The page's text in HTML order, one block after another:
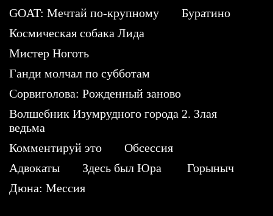
GOAT: Мечтай по-крупному
Буратино
Космическая собака Лида
Мистер Ноготь
Ганди молчал по субботам
Сорвиголова: Рожденный заново
Волшебник Изумрудного города 2. Злая
ведьма
Комментируй это
Обсессия
Адвокаты
Здесь был Юра
Горыныч
Дюна: Мессия